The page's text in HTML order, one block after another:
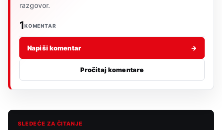
razgovor.
1KOMENTAR
Napiši komentar →
Pročitaj komentare
SLEDEĆE ZA ČITANJE